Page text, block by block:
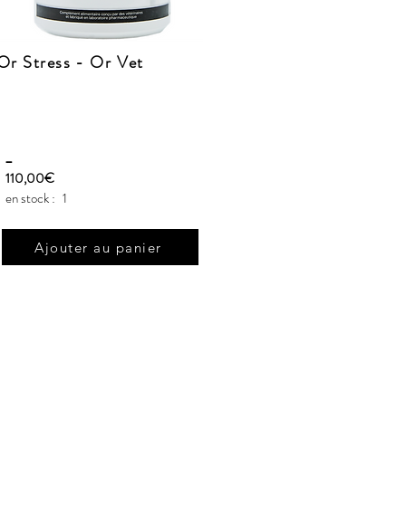
Stress - Or Vet
_
110,00€
en stock : 1
Ajouter au panier